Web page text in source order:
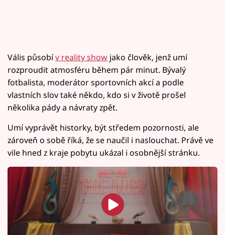
Vális působív reality show jako člověk, jenž umí
rozproudit atmosféru během pár minut. Bývalý
fotbalista, moderátor sportovních akcí a podle
vlastních slov také někdo, kdo si v životě prošel
několika pády a návraty zpět.
Umí vyprávět historky, být středem pozornosti, ale
zároveň o sobě říká, že se naučil i naslouchat. Právě ve
vile hned z kraje pobytu ukázal i osobnější stránku.